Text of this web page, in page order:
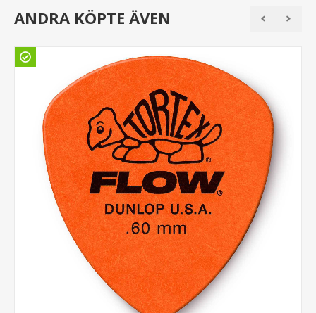
ANDRA KÖPTE ÄVEN